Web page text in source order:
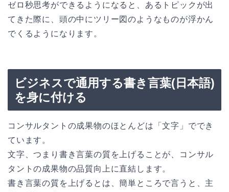
ゼロ秒思考ができるようになると、あるトピックが出
てきた際に、頭の中にツリー図のようなものが浮かん
でくるようになります。
ビジネスで通用する書き言葉(日本語)
を身に付ける
コンサルタントの成果物のほとんどは「文字」ででき
ています。
文字、つまり書き言葉の質を上げることが、コンサル
タントの成果物の品質向上に直結します。
書き言葉の質を上げるとは、簡単ところで言うと、主